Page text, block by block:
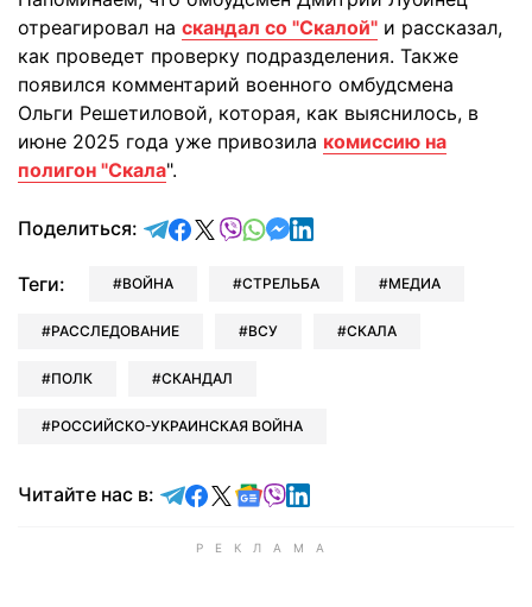
отреагировал на скандал со "Скалой" и рассказал,
как проведет проверку подразделения. Также
появился комментарий военного омбудсмена
Ольги Решетиловой, которая, как выяснилось, в
июне 2025 года уже привозила комиссию на
полигон "Скала".
Поделиться: отправить в Telegram
поделиться в Facebook
поделиться в X
отправить в Viber
отправить в Whatsapp
отправить в Messenger
отправить в LinkedIn
Теги: ВОЙНА СТРЕЛЬБА МЕДИА
РАССЛЕДОВАНИЕ ВСУ СКАЛА
ПОЛК СКАНДАЛ
РОССИЙСКО-УКРАИНСКАЯ ВОЙНА
Читайте нас в: Читайте в Telegram
Читайте в Facebook
Читайте в X
Читайте в Google news
Читайте в Viber
Читайте в LinkedIn